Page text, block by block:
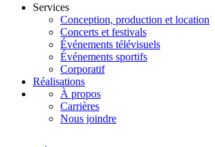
Services
Conception, production et location
Concerts et festivals
Événements télévisuels
Événements sportifs
Corporatif
Réalisations
À propos
Carrières
Nous joindre